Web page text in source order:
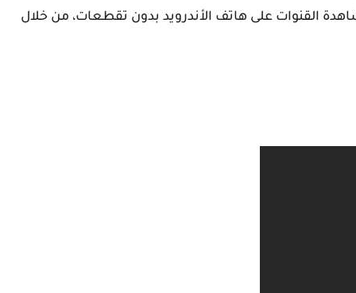
القنوات على هاتف الأندرويد بدون تقطعات، من خلال